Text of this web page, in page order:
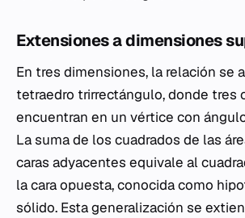
Extensiones a dimensiones
En tres dimensiones, la relación se
tetraedro trirrectángulo, donde tres
encuentran en un vértice con
La suma de los cuadrados de las
caras adyacentes equivale al
la cara opuesta, conocida como
sólido. Esta generalización se